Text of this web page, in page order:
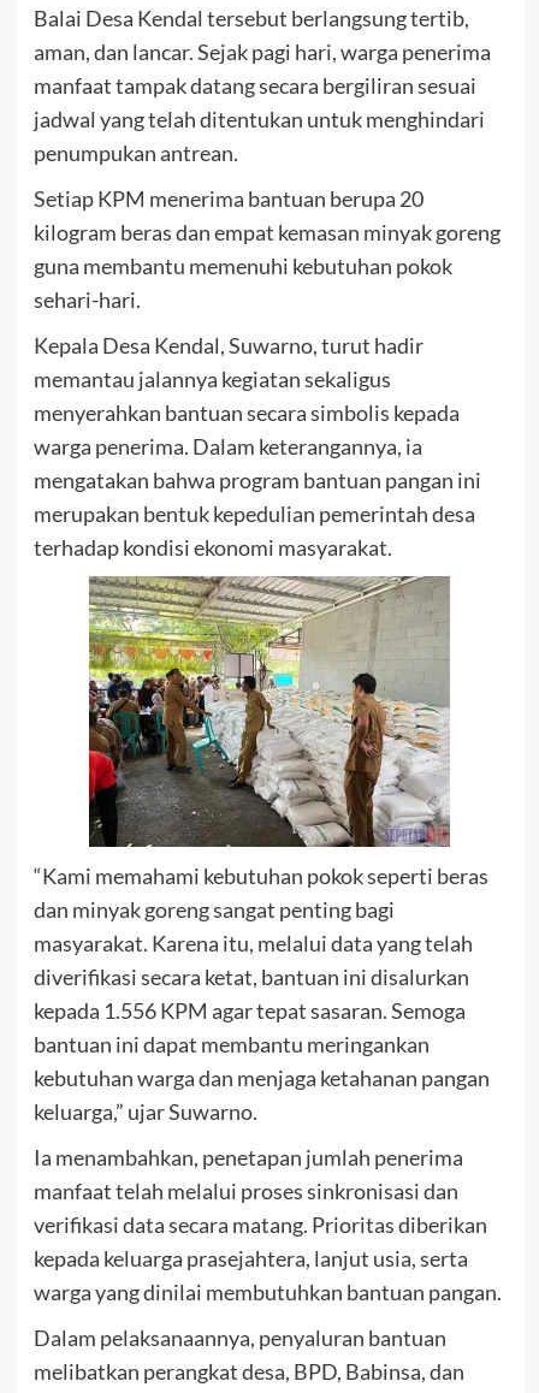
Balai Desa Kendal tersebut berlangsung tertib,
aman, dan lancar. Sejak pagi hari, warga penerima
manfaat tampak datang secara bergiliran sesuai
jadwal yang telah ditentukan untuk menghindari
penumpukan antrean.
Setiap KPM menerima bantuan berupa 20
kilogram beras dan empat kemasan minyak goreng
guna membantu memenuhi kebutuhan pokok
sehari-hari.
Kepala Desa Kendal, Suwarno, turut hadir
memantau jalannya kegiatan sekaligus
menyerahkan bantuan secara simbolis kepada
warga penerima. Dalam keterangannya, ia
mengatakan bahwa program bantuan pangan ini
merupakan bentuk kepedulian pemerintah desa
terhadap kondisi ekonomi masyarakat.
“Kami memahami kebutuhan pokok seperti beras
dan minyak goreng sangat penting bagi
masyarakat. Karena itu, melalui data yang telah
diverifikasi secara ketat, bantuan ini disalurkan
kepada 1.556 KPM agar tepat sasaran. Semoga
bantuan ini dapat membantu meringankan
kebutuhan warga dan menjaga ketahanan pangan
keluarga,” ujar Suwarno.
Ia menambahkan, penetapan jumlah penerima
manfaat telah melalui proses sinkronisasi dan
verifikasi data secara matang. Prioritas diberikan
kepada keluarga prasejahtera, lanjut usia, serta
warga yang dinilai membutuhkan bantuan pangan.
Dalam pelaksanaannya, penyaluran bantuan
melibatkan perangkat desa, BPD, Babinsa, dan